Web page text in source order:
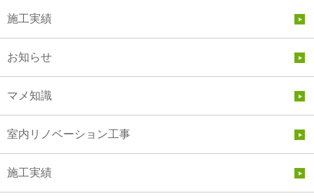
施工実績
お知らせ
マメ知識
室内リノベーション工事
施工実績